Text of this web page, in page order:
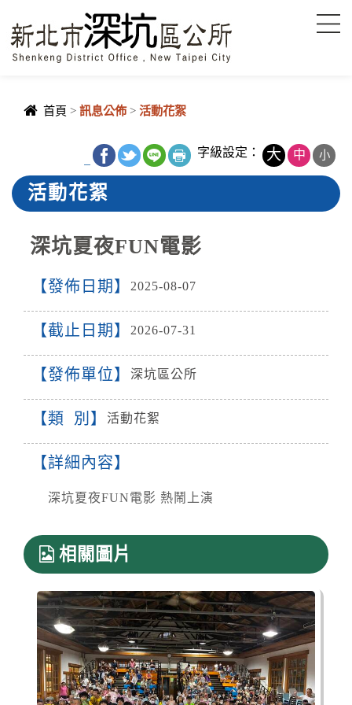
首頁 > 訊息公佈> 活動花絮
字級設定： 大 中 小
活動花絮
深坑夏夜FUN電影
發佈日期 2025-08-07
截止日期 2026-07-31
發佈單位 深坑區公所
類 別 活動花絮
詳細內容
深坑夏夜FUN電影 熱鬧上演
相關圖片